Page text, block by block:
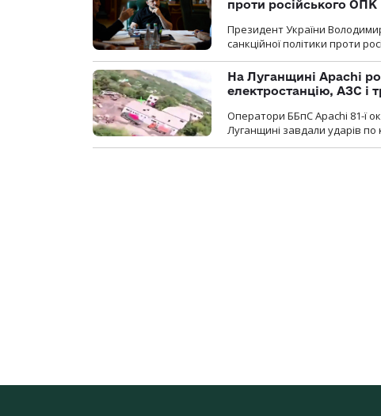
проти російського ОПК
Президент України
санкційної політики проти
На Луганщині Apachi
електростанцію, АЗС і
Оператори ББпС Apachi 81-ї
Луганщині завдали ударів по